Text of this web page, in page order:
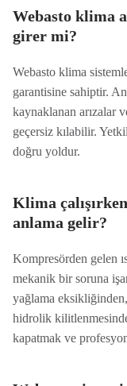
Webasto klima
girer mi?
Webasto klima
garantisine sahiptir.
kaynaklanan arızalar
geçersiz kılabilir.
doğru yoldur.
Klima
anlama gelir?
Kompresörden gelen
mekanik bir soruna
yağlama
hidrolik
kapatmak ve